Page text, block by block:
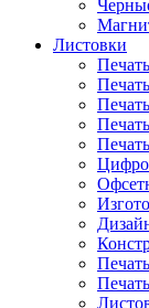
Листовки